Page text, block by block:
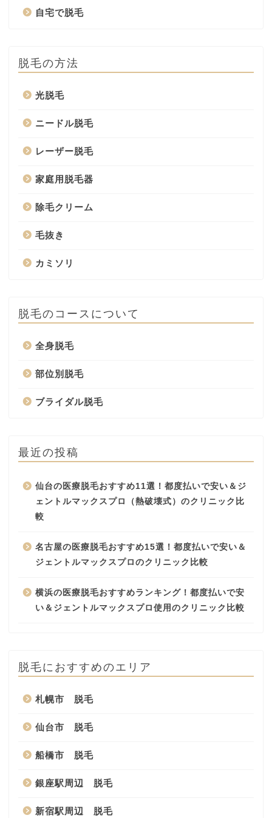
自宅で脱毛
脱毛の方法
光脱毛
ニードル脱毛
レーザー脱毛
家庭用脱毛器
除毛クリーム
毛抜き
カミソリ
脱毛のコースについて
全身脱毛
部位別脱毛
ブライダル脱毛
最近の投稿
仙台の医療脱毛おすすめ11選！都度払いで安い＆ジ
ェントルマックスプロ（熱破壊式）のクリニック比
較
名古屋の医療脱毛おすすめ15選！都度払いで安い＆
ジェントルマックスプロのクリニック比較
横浜の医療脱毛おすすめランキング！都度払いで安
い＆ジェントルマックスプロ使用のクリニック比較
脱毛におすすめのエリア
札幌市 脱毛
仙台市 脱毛
船橋市 脱毛
銀座駅周辺 脱毛
新宿駅周辺 脱毛